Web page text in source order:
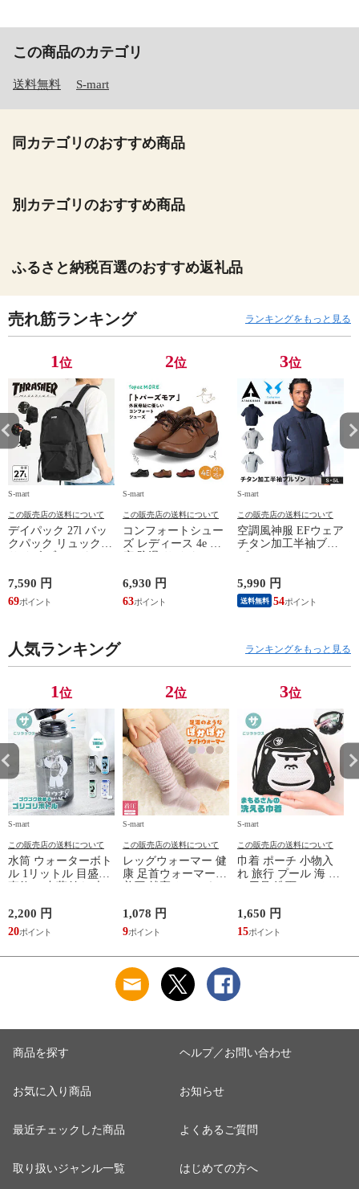
この商品のカテゴリ
送料無料 S-mart
同カテゴリのおすすめ商品
別カテゴリのおすすめ商品
ふるさと納税百選のおすすめ返礼品
売れ筋ランキング ランキングをもっと見る
1位
S-mart
この販売店の送料について
デイパック 27l バッ
クパック リュック
鞄 機内持ち込み 夏
スラッシャー
THRASHER r1929
7,590 円
69
2位
S-mart
この販売店の送料について
コンフォートシュー
ズ レディース 4e 幅
シューズ 黒 トパー
ズ モア 靴 カジュア
ルシューズ 外反母趾
TOPAZ 1410
6,930 円
63
3位
S-mart
この販売店の送料について
空調風神服 EFウェア
チタン加工半袖ブル
ジャケット 遮熱 作
業服 作業着 上着 ア
タックベース KF100
5,990 円
送料無料 54
人気ランキング ランキングをもっと見る
1位
S-mart
この販売店の送料について
水筒 ウォーターボト
ル 1リットル 目盛り
マイボトル 動物 ア
ニマル ゴリラ ごリ
ラックス ゴリゴリボ
2,200 円
20
2位
S-mart
この販売店の送料について
レッグウォーマー 健
康 足首ウォーマー
ふんわり 足湯のよう
なぽかぽかナイトウ
ォーマー inf-26
1,078 円
9
3位
S-mart
この販売店の送料について
巾着 ポーチ 小物入
れ 旅行 プール 海 バ
サウナ ごリラックス
まもるさんの洗える
巾着 ブラック 黒
1,650 円
15
商品を探す
お気に入り商品
最近チェックした商品
取り扱いジャンル一覧
ヘルプ／お問い合わせ
お知らせ
よくあるご質問
はじめての方へ